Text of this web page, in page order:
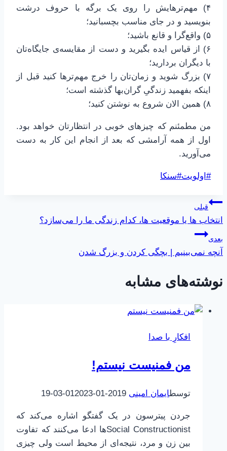
۴) مهم‌ترهایش را روی یک برگه با حروف درشت
بنویسید و در جای مناسب بچسبانید؛
۵) واقع‌گرا و قانع باشید؛
۶) از قیاس ایده بگیرید و دست از مقایسه‌ی جایگاه‌تان
با دیگران بردارید؛
۷) بزرگ شوید و زمان‌تان را خرج مهم‌ترها کنید قبل از
اینکه بفهمید زندگیِ گران‌بها گذشته است؛
۸) همین الان شروع به نوشتن کنید؛
من مطمئنم که چیزهای خوبی در انتظارتان خواهد بود.
اول از همه آرامشی که بعد از انجام این کار به دست
می‌آورید.
برچسب‌های
# اولویت#سنکا
راهبری
نوشته
قبلی
انتخاب ها یا موقعیت ها، کدام زندگی ما را می‌سازد؟
بعدی
آنچه نمی‌بینیم | بچگی کردن و بزرگ شدن
نوشته‌های مشابه
افکارِ با صدا
من فمنیست نیستم!
توسطایمان امینی 2019-01-01
2023-03-19
جردن پیترسون در یک گفتگو اشاره می‌کند که
Social Constructionistها ادعا می‌کنند که تفاوت
بین زن و مرد، نتیجه‌ای از محیط است ولی چیزی